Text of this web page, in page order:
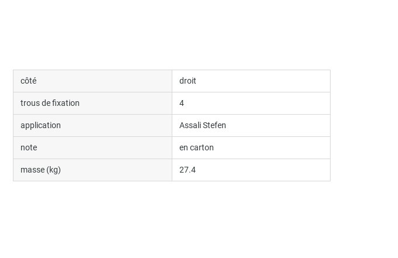
côté droit
trous de fixation 4
application Assali Stefen
note en carton
masse (kg) 27.4